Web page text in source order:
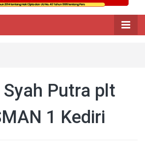
Putra plt
1 Kediri